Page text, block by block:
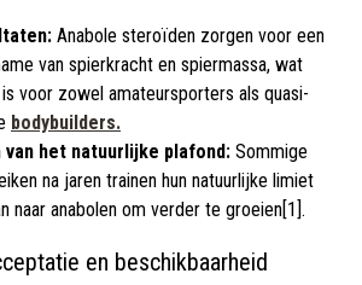
Anabole steroïden zorgen voor een
van spierkracht en spiermassa, wat
voor zowel amateursporters als quasi-
bodybuilders.
van het natuurlijke plafond: Sommige
na jaren trainen hun natuurlijke limiet
naar anabolen om verder te groeien[1].
en beschikbaarheid